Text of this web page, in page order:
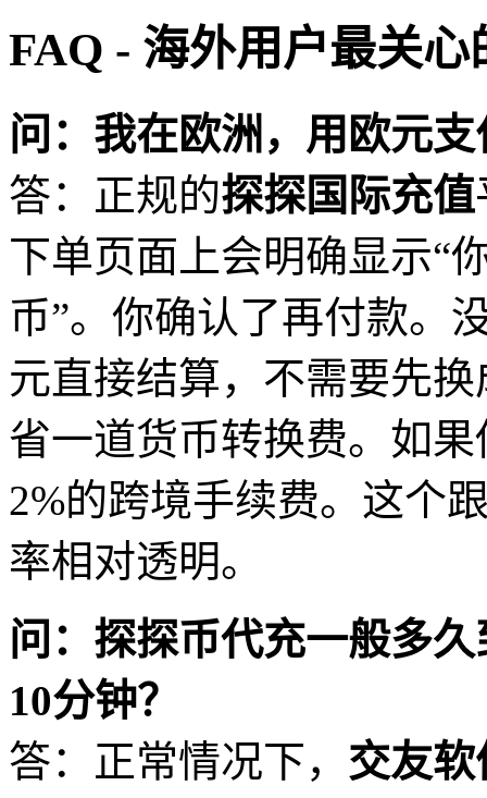
FAQ - 海外用户最关
问：我在欧洲，用欧元
答：正规的探探国际充值
下单页面上会明确显示“
币”。你确认了再付款。
元直接结算，不需要先
省一道货币转换费。如
2%的跨境手续费。这个
率相对透明。
问：探探币代充一般多
10分钟？
答：正常情况下， 交友